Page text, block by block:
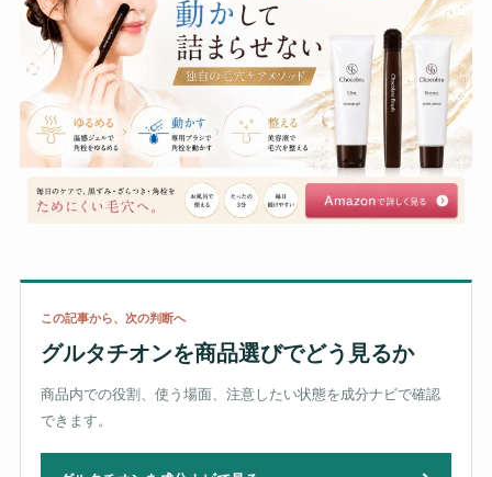
この記事から、次の判断へ
グルタチオンを商品選びでどう見るか
商品内での役割、使う場面、注意したい状態を成分ナビで確認
できます。